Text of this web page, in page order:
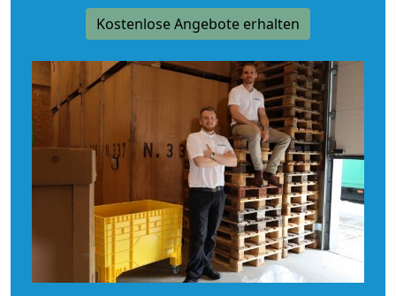
Kostenlose Angebote erhalten